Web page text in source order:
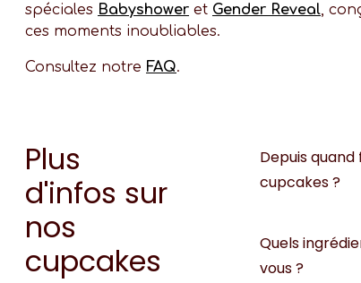
spéciales Babyshower et Gender Reveal,
ces moments inoubliables.
Consultez notre FAQ.
Plus
d'infos sur
nos
cupcakes
Depuis
cupcakes ?
Quels
vous ?